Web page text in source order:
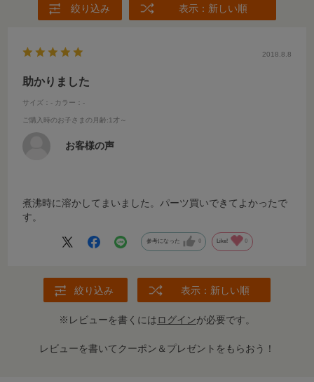
絞り込み 表示：新しい順
2018.8.8
助かりました
サイズ：- カラー：-
ご購入時のお子さまの月齢:1才～
お客様の声
煮沸時に溶かしてまいました。パーツ買いできてよかったで
す。
参考になった 0 Like! 0
絞り込み 表示：新しい順
※レビューを書くにはログインが必要です。
レビューを書いてクーポン＆プレゼントをもらおう！